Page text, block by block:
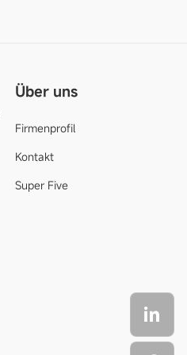
Über uns
Firmenprofil
Kontakt
Super Five